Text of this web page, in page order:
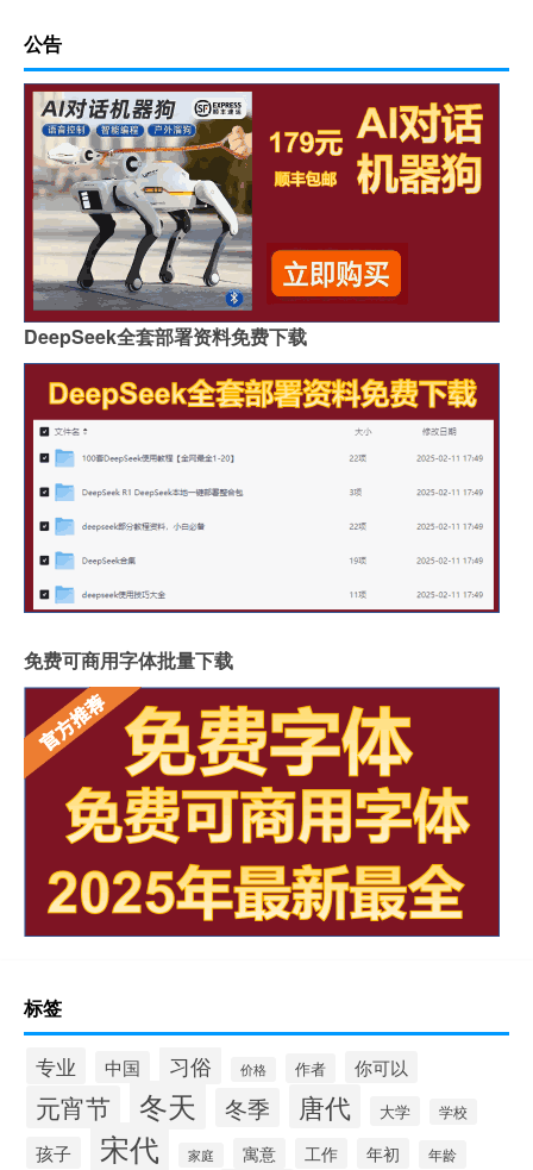
公告
DeepSeek全套部署资料免费下载
免费可商用字体批量下载
标签
专业 中国 习俗 价格 作者 你可以
元宵节 冬天 冬季 唐代 大学 学校
孩子 宋代 家庭 寓意 工作 年初 年龄